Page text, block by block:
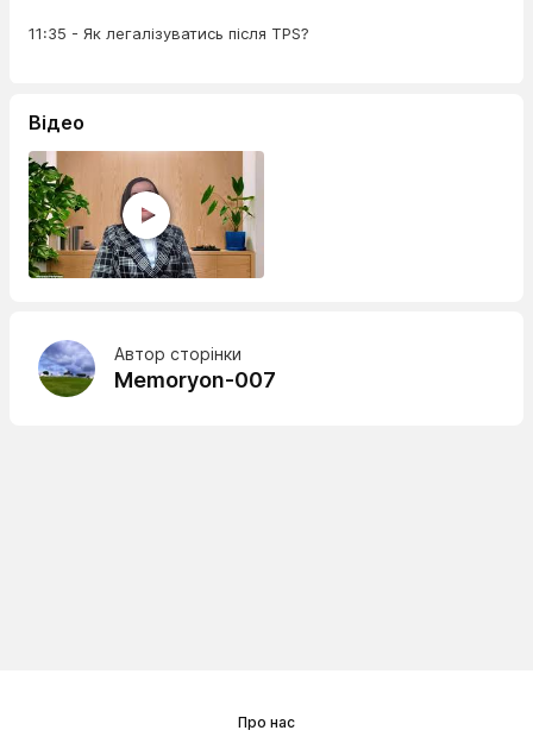
11:35 - Як легалізуватись після TPS?
Відео
Автор сторінки
Memoryon-007
Про нас